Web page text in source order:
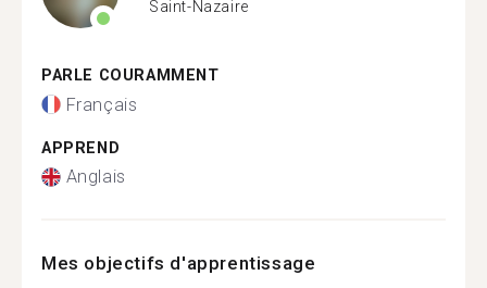
Saint-Nazaire
PARLE COURAMMENT
Français
APPREND
Anglais
Mes objectifs d'apprentissage